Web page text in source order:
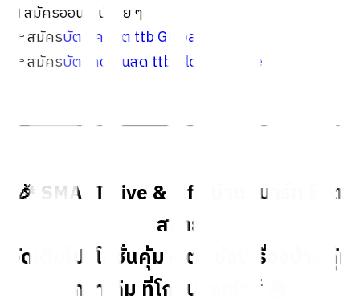
📲 สมัครออนไลน์ง่าย ๆ
👉 สมัครบัตรเครดิต ttb Global House
👉 สมัครบัตรกดเงินสด ttb Global House
🎉 SMART Live & Life บ้านสมาร์ท ชีวิต
สบาย
จัดเต็มโปรโมชั่นคุ้ม 4 ต่อ ช้อปเรื่องบ้านคุ้ม
กว่าเดิม ที่โกลบอลเฮ้าส์ 🏠